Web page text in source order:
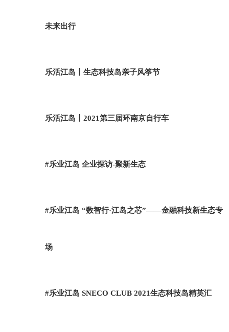
未来出行
乐活江岛丨生态科技岛亲子风筝节
乐活江岛丨2021第三届环南京自行车
#乐业江岛 企业探访-聚新生态
#乐业江岛 “数智行·江岛之芯”——金融科技新生态专
场
#乐业江岛 SNECO CLUB 2021生态科技岛精英汇